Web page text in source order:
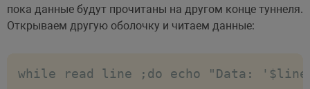
пока данные будут прочитаны на другом конце туннеля.
Открываем другую оболочку и читаем данные:
while read line ;do echo "Data: